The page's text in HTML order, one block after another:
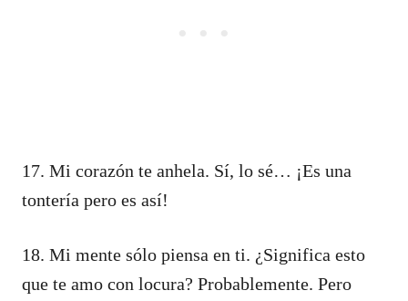
17. Mi corazón te anhela. Sí, lo sé… ¡Es una
tontería pero es así!
18. Mi mente sólo piensa en ti. ¿Significa esto
que te amo con locura? Probablemente. Pero